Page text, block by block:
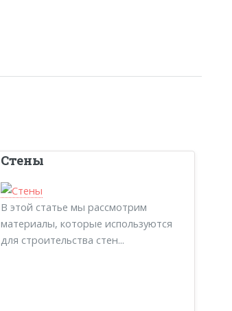
Стены
В этой статье мы рассмотрим
материалы, которые используются
для строительства стен...